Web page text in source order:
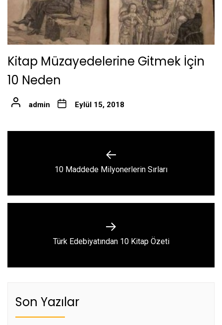
Kitap Müzayedelerine Gitmek İçin
10 Neden
admin Eylül 15, 2018
Previous
10 Maddede Milyonerlerin Sırları
Next
Türk Edebiyatından 10 Kitap Özeti
Son Yazılar